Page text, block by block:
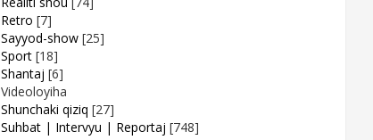
Retro [7]
Sayyod-show [25]
Sport [18]
Shantaj [6]
Videoloyiha
Shunchaki qiziq [27]
Suhbat | Intervyu | Reportaj [748]